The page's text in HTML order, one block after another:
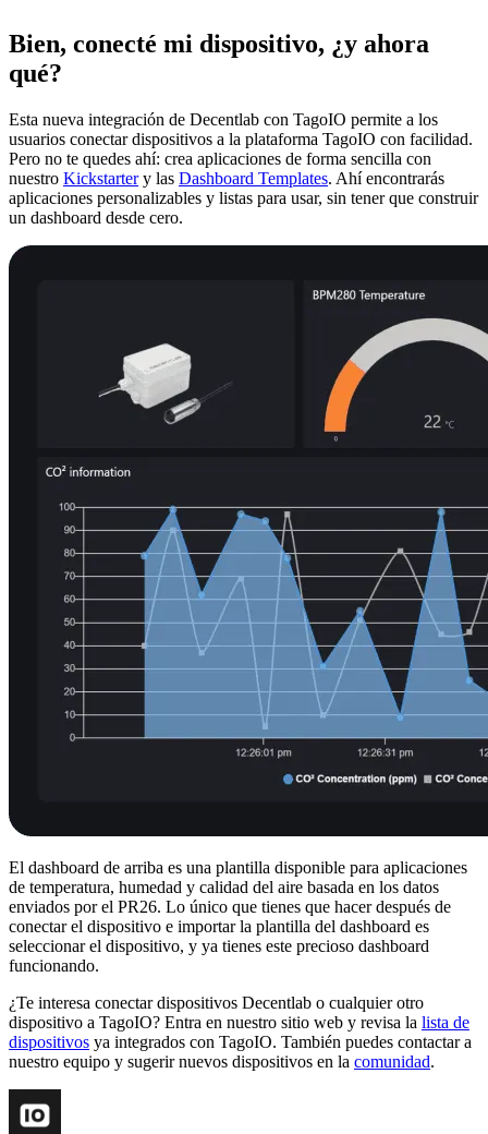
Bien, conecté mi dispositivo, ¿y ahora
qué?
Esta nueva integración de Decentlab con TagoIO permite a los
usuarios conectar dispositivos a la plataforma TagoIO con facilidad.
Pero no te quedes ahí: crea aplicaciones de forma sencilla con
nuestro Kickstartery las Dashboard Templates. Ahí encontrarás
aplicaciones personalizables y listas para usar, sin tener que construir
un dashboard desde cero.
El dashboard de arriba es una plantilla disponible para aplicaciones
de temperatura, humedad y calidad del aire basada en los datos
enviados por el PR26. Lo único que tienes que hacer después de
conectar el dispositivo e importar la plantilla del dashboard es
seleccionar el dispositivo, y ya tienes este precioso dashboard
funcionando.
¿Te interesa conectar dispositivos Decentlab o cualquier otro
dispositivo a TagoIO? Entra en nuestro sitio web y revisa la lista de
dispositivos ya integrados con TagoIO. También puedes contactar a
nuestro equipo y sugerir nuevos dispositivos en la comunidad.